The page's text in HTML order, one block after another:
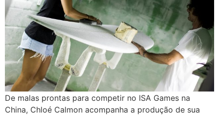
De malas prontas para competir no ISA Games na
China, Chloé Calmon acompanha a produção de sua